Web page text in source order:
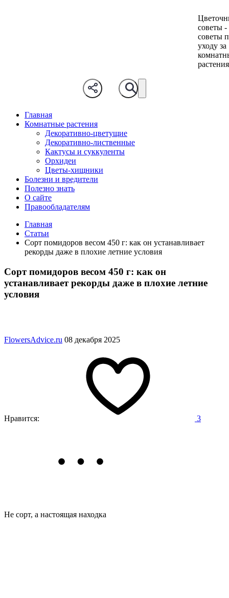
советы -
советы
уходу за
Главная
Комнатные растения
Декоративно-цветущие
Декоративно-лиственные
Кактусы и суккуленты
Орхидеи
Цветы-хищники
Болезни и вредители
Полезно знать
О сайте
Правообладателям
Главная
Статьи
Сорт помидоров весом 450 г: как он устанавливает
рекорды даже в плохие летние условия
Сорт помидоров весом 450 г: как он
устанавливает рекорды даже в плохие летние
условия
FlowersAdvice.ru 08 декабря 2025
Нравится: 3
Не сорт, а настоящая находка